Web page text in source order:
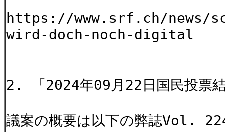
https://www.srf.ch/news/
wird-doch-noch-digital
2. 「2024年09月22日国民投票
議案の概要は以下の弊誌Vol.